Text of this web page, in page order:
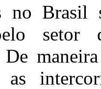
no Brasil